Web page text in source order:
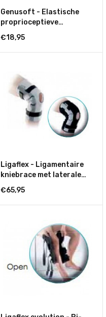
Genusoft - Elastische
proprioceptieve
kniebrace
€18,95
Ligaflex - Ligamentaire
kniebrace met laterale
gelede versterkingen
€65,95